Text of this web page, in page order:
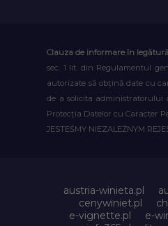
Clauza de informare în
sec. 1 lit. din Regulamentul
autorizate să obțină date cu
de a solicita administratorului
Protecția Datelor cu Caracter
JESTEŚMY NIEZALEŻNYM
austria-winieta.pl
cenywiniet.pl
e-vignette.pl
e-